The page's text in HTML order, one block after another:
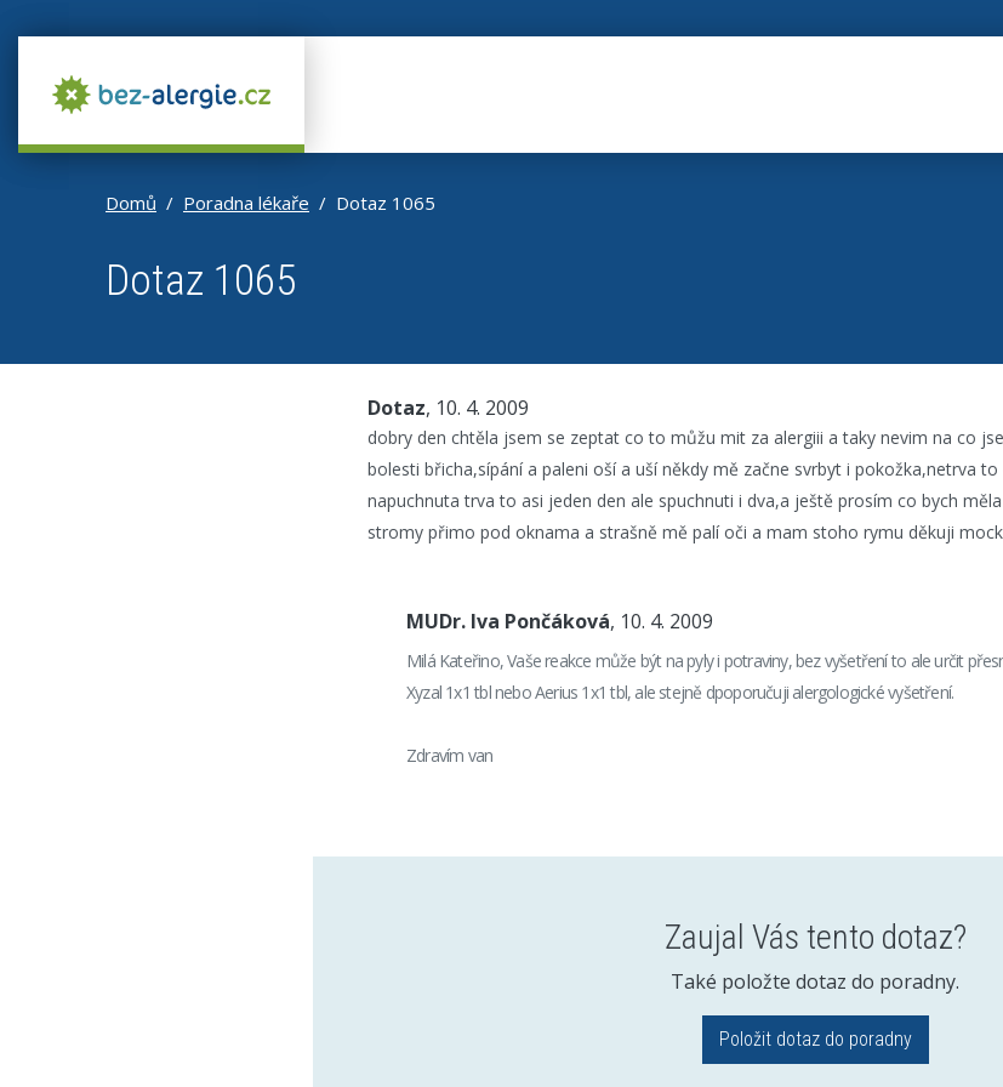
Domů Poradna lékaře Dotaz 1065
Dotaz 1065
Dotaz, 10. 4. 2009
dobry den chtěla jsem se zeptat co to můžu mit za alergiii a taky nevim na co
bolesti břicha,sípání a paleni oší a uší někdy mě začne svrbyt i pokožka,netrva
napuchnuta trva to asi jeden den ale spuchnuti i dva,a ještě prosím co bych
stromy přimo pod oknama a strašně mě palí oči a mam stoho rymu děkuji
MUDr. Iva Pončáková, 10. 4. 2009
Milá Kateřino, Vaše reakce může být na pyly i potraviny, bez vyšetření to ale určit
Xyzal 1x1 tbl nebo Aerius 1x1 tbl, ale stejně dpoporučuji alergologické vyšetření.
Zdravím van
Zaujal Vás tento dotaz?
Také položte dotaz do poradny.
Položit dotaz do poradny